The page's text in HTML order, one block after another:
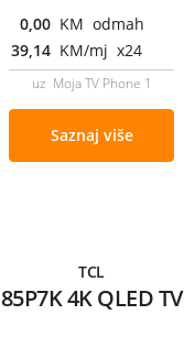
0,00 KM odmah
39,14 KM/mj x24
uz Moja TV Phone 1
Saznaj više
TCL
85P7K 4K QLED TV